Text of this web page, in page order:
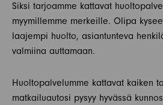
Siksi tarjoamme kattavat
myymillemme merkeille. Olipa
laajempi huolto, asiantunteva
valmiina auttamaan.
Huoltopalvelumme kattavat kaiken
matkailuautosi pysyy hyvässä